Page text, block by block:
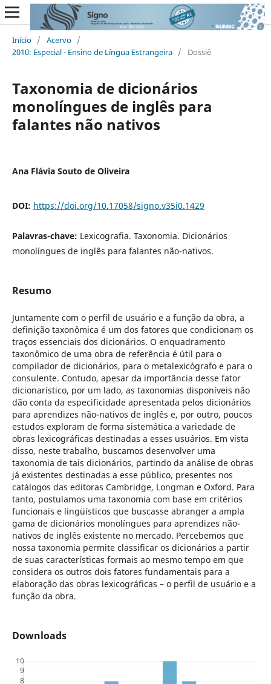
Início / Acervo /
2010: Especial - Ensino de Língua Estrangeira / Dossiê
Taxonomia de dicionários
monolíngues de inglês para
falantes não nativos
Ana Flávia Souto de Oliveira
DOI: https://doi.org/10.17058/signo.v35i0.1429
Palavras-chave: Lexicografia. Taxonomia. Dicionários
monolíngues de inglês para falantes não-nativos.
Resumo
Juntamente com o perfil de usuário e a função da obra, a
definição taxonômica é um dos fatores que condicionam os
traços essenciais dos dicionários. O enquadramento
taxonômico de uma obra de referência é útil para o
compilador de dicionários, para o metalexicógrafo e para o
consulente. Contudo, apesar da importância desse fator
dicionarístico, por um lado, as taxonomias disponíveis não
dão conta da especificidade apresentada pelos dicionários
para aprendizes não-nativos de inglês e, por outro, poucos
estudos exploram de forma sistemática a variedade de
obras lexicográficas destinadas a esses usuários. Em vista
disso, neste trabalho, buscamos desenvolver uma
taxonomia de tais dicionários, partindo da análise de obras
já existentes destinadas a esse público, presentes nos
catálogos das editoras Cambridge, Longman e Oxford. Para
tanto, postulamos uma taxonomia com base em critérios
funcionais e lingüísticos que buscasse abranger a ampla
gama de dicionários monolíngues para aprendizes não-
nativos de inglês existente no mercado. Percebemos que
nossa taxonomia permite classificar os dicionários a partir
de suas características formais ao mesmo tempo em que
considera os outros dois fatores fundamentais para a
elaboração das obras lexicográficas – o perfil de usuário e a
função da obra.
Downloads